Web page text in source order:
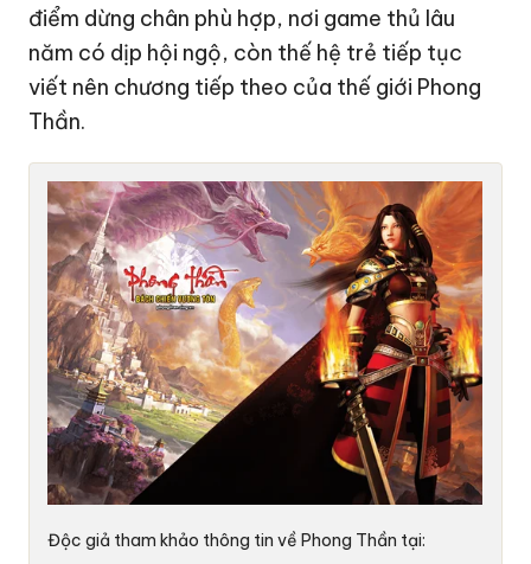
điểm dừng chân phù hợp, nơi game thủ lâu
năm có dịp hội ngộ, còn thế hệ trẻ tiếp tục
viết nên chương tiếp theo của thế giới Phong
Thần.
Độc giả tham khảo thông tin về Phong Thần tại: